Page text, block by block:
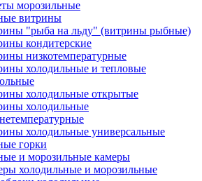
морозильные
витрины
"рыба на льду" (витрины рыбные)
кондитерские
низкотемпературные
холодильные и тепловые
холодильные открытые
холодильные
холодильные универсальные
горки
и морозильные камеры
холодильные и морозильные